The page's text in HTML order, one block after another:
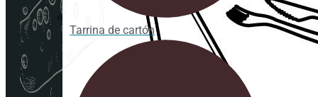
Tarrina de cartón